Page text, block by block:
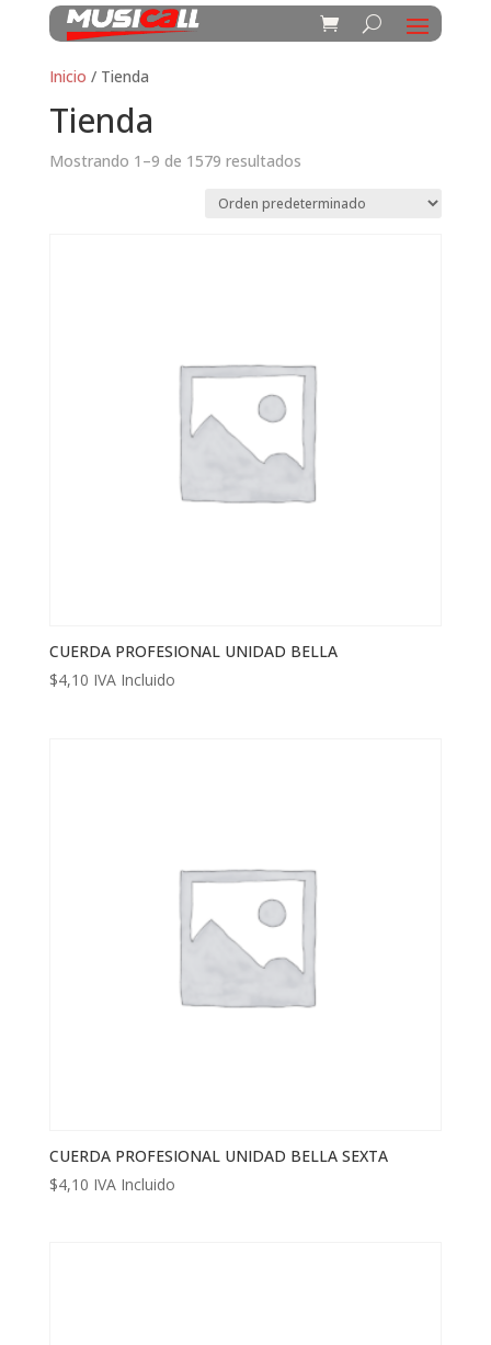
Inicio / Tienda
Tienda
Mostrando 1–9 de 1579 resultados
CUERDA PROFESIONAL UNIDAD BELLA
$4,10 IVA Incluido
CUERDA PROFESIONAL UNIDAD BELLA SEXTA
$4,10 IVA Incluido